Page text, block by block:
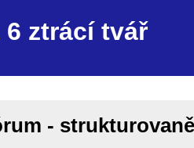
6 ztrácí tvář
- strukturovaně